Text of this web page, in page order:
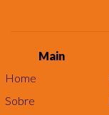
Main
Home
Sobre